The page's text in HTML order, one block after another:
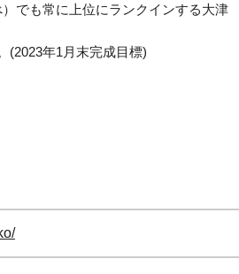
でも常に上位にランクインする大津
(2023年1月末完成目標)